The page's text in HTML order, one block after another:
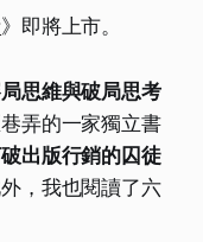
》即將上市。
思維與破局思考
弄的一家獨立書
出版行銷的囚徒
，我也閱讀了六